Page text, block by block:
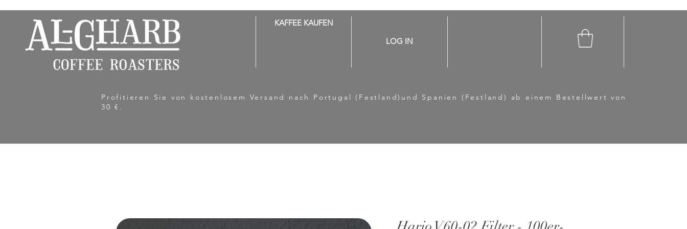
KAFFEE KAUFEN
LOG IN
Profitieren Sie von kostenlosem Versand nach Portugal (Festland)und Spanien (Festland) ab einem Bestellwert von
30 €.